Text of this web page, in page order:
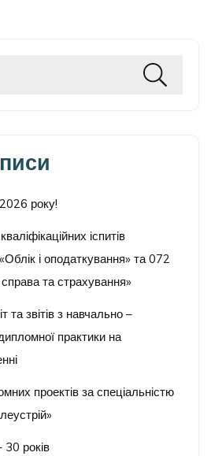
року!
іспитів
і оподаткування» та 072
та страхування»
та звітів з навчально –
практики на
проектів за спеціальністю
30 років